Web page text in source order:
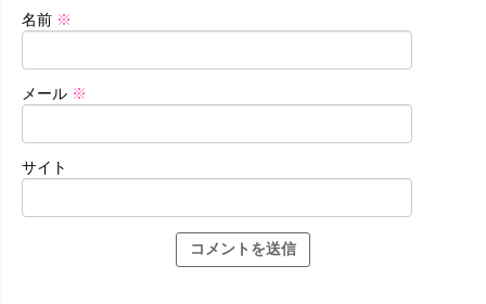
名前 ※
メール ※
サイト